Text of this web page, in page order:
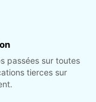
passées sur toutes
tierces sur